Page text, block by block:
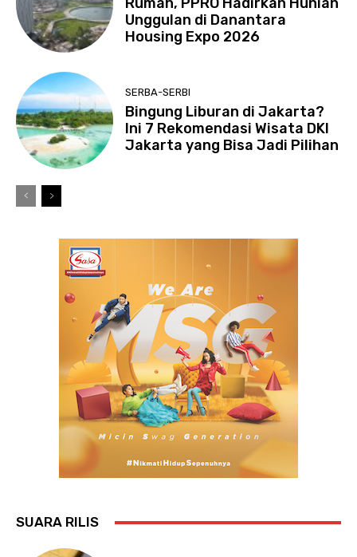
Unggulan di Danantara
Housing Expo 2026
SERBA-SERBI
Bingung Liburan di Jakarta?
Ini 7 Rekomendasi Wisata DKI
Jakarta yang Bisa Jadi Pilihan
SUARA RILIS